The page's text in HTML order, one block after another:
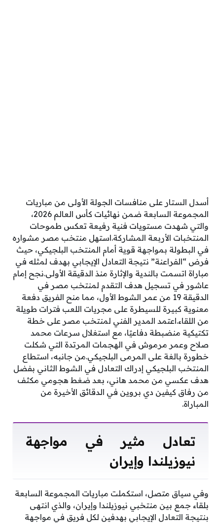
أسدل الستار على منافسات الجولة الأولى من مباريات
المجموعة السابعة ضمن نهائيات كأس العالم 2026،
والتي شهدت مستويات فنية رفيعة تعكس طموحات
المنتخبات الأربعة المشاركة.استهل منتخب مصر مشواره
في البطولة بمواجهة قوية أمام المنتخب البلجيكي، حيث
فرض “الفراعنة” نتيجة التعادل الإيجابي بهدف لمثله في
مباراة اتسمت بالندية والإثارة منذ الدقيقة الأولى.نجح إمام
عاشور في تسجيل هدف التقدم لمنتخب مصر في
الدقيقة 19 من عمر الشوط الأول، مما منح الفريق دفعة
معنوية كبيرة للسيطرة على مجريات اللعب فترات طويلة
من اللقاء.اعتمد المدير الفني لمنتخب مصر على خطة
تكتيكية منضبطة دفاعيًا، مع استغلال سرعات محمد
صلاح وعمر مرموش في الهجمات المرتدة التي شكلت
خطورة بالغة على المرمى البلجيكي.من جانبه، استطاع
المنتخب البلجيكي إدراك التعادل في الشوط الثاني بفضل
هدف عكسي من محمد هاني، بعد ضغط هجومي مكثف
من رفاق كيفين دي بروين في الدقائق الأخيرة من
المباراة.
تعادل مثير في مواجهة
نيوزيلندا وإيران
وفي سياق متصل، استكملت مباريات المجموعة السابعة
بلقاء جمع بين منتخبي نيوزيلندا وإيران، والذي انتهى
بنتيجة التعادل الإيجابي بهدفين لكل فريق في مواجهة